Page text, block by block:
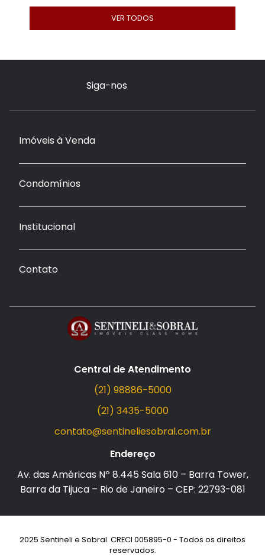
VER TODOS
Siga-nos
Imóveis à Venda
Condomínios
Institucional
Contato
Central de Atendimento
(21) 98886-5000
(21) 3435-5000
contato@sentineliesobral.com.br
Endereço
Av. das Américas Nº 8.445 Sala 610 – Barra Tower,
Barra da Tijuca – Rio de Janeiro – CEP: 22793-081
2025 Sentineli e Sobral. CRECI 005895-0 - Todos os direitos
reservados.